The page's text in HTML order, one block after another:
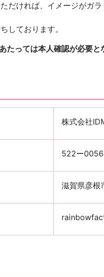
だければ、イメージがガ
しております。
たっては本人確認が必要と
株式会社
522ー0056
滋賀県彦